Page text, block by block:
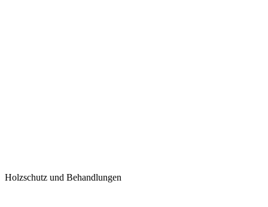
Holzschutz und Behandlungen